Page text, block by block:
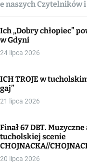
naszych Czytelników
Ich „Dobry chłopiec”
w Gdyni
24 lipca 2026
ICH TROJE w
gaj”
21 lipca 2026
Finał 67 DBT. Muzyczne anioły na
tucholskiej scenie
CHOJNACKA//
20 lipca 2026